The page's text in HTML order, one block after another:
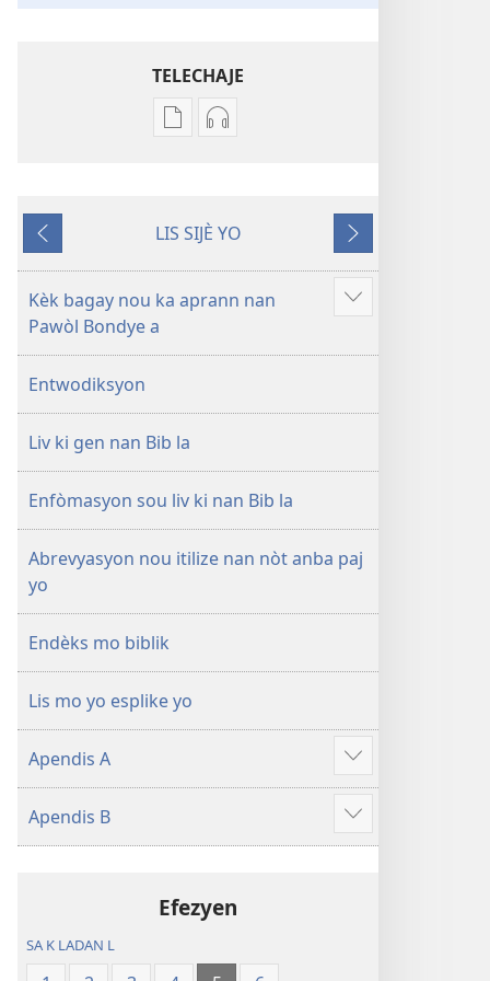
TELECHAJE
Opsyon
sou
ak
Tradiksyon
monn
nouvo
a
Opsyon
anrejistreman
odyo
—
a
Anvan
LIS SIJÈ YO
Apre
Kèk bagay nou ka aprann nan
Pawòl Bondye a
Show
Entwodiksyon
Liv ki gen nan Bib la
Enfòmasyon sou liv ki nan Bib la
Abrevyasyon nou itilize nan nòt anba paj
yo
Endèks mo biblik
Lis mo yo esplike yo
Apendis A
Show
more
Apendis B
Show
more
Efezyen
SA K LADAN L